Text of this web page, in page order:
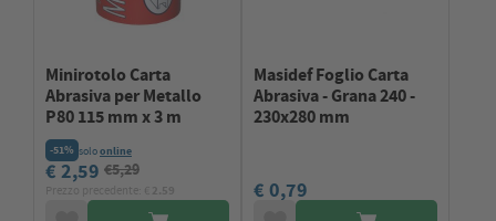
Minirotolo Carta
Abrasiva per Metallo
P80 115 mm x 3 m
-51% soloonline
€ 2,59 €5,29
Masidef Foglio Carta
Abrasiva - Grana 240 -
230x280 mm
€ 0,79